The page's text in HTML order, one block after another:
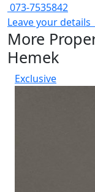
073-7535842
Leave your details
More
Hemek
Exclusive